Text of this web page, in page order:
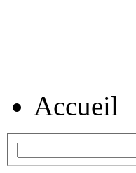
Accueil